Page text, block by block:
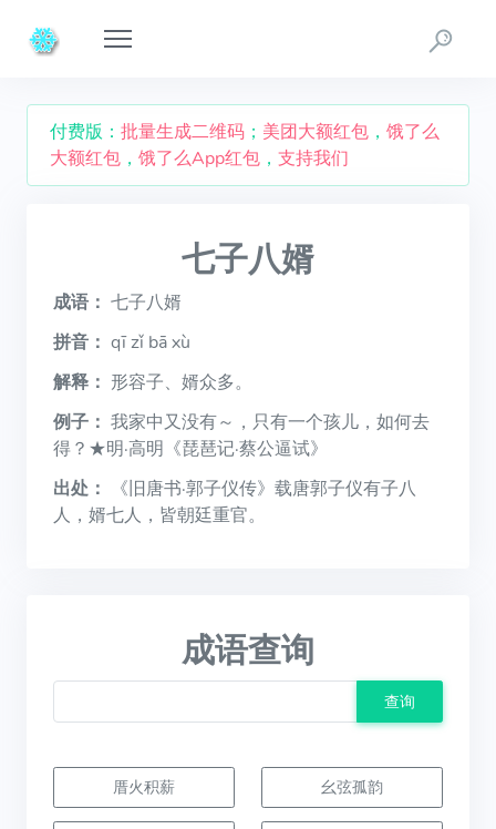
付费版： 批量生成二维码 ； 美团大额红包 ， 饿了么
大额红包 ， 饿了么App红包 ， 支持我们
七子八婿
成语： 七子八婿
拼音： qī zǐ bā xù
解释： 形容子、婿众多。
例子： 我家中又没有～，只有一个孩儿，如何去
得？★明·高明《琵琶记·蔡公逼试》
出处：
《旧唐书·郭子仪传》载唐郭子仪有子八
人，婿七人，皆朝廷重官。
成语查询
查询
厝火积薪 幺弦孤韵